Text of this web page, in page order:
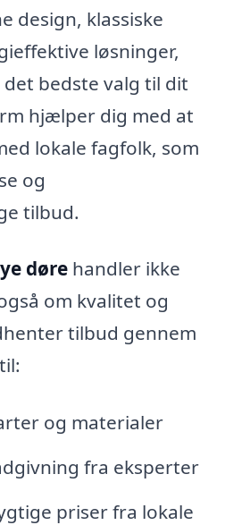
design, klassiske
løsninger,
bedste valg til dit
hjælper dig med at
lokale fagfolk, som
og
tilbud.
døre handler ikke
om kvalitet og
tilbud gennem
og materialer
fra eksperter
priser fra lokale